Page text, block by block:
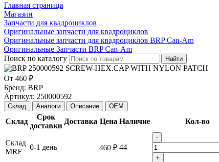
Главная страница
Магазин
Запчасти для квадроциклов
Оригинальные запчасти для квадроциклов
Оригинальные запчасти для квадроциклов BRP Can-Am
Оригинальные Запчасти BRP Can-Am
Поиск по каталогу
Найти
От 460 ₽
Бренд: BRP
Артикул: 250000592
Склад Аналоги Описание OEM
Склад
Срок
доставки
Доставка Цена Наличие Кол-во
Склад
MRF
0-1 день 460 ₽ 44
-
+